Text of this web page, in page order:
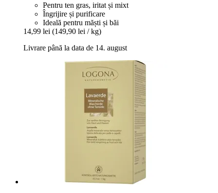
Pentru ten gras, iritat și mixt
Îngrijire și purificare
Ideală pentru măști și băi
14,99 lei (149,90 lei / kg)
Livrare până la data de 14. august